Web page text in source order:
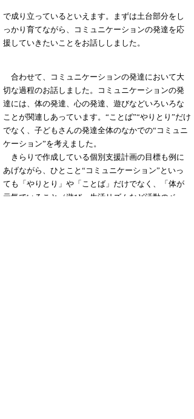
で成り立っているといえます。まずは土台部分をし
っかり育てながら、コミュニケーションの発達を応
援していきたいことをお話ししました。
合わせて、コミュニケーションの発達において大
切な過程のお話しました。コミュニケーションの発
達には、体の発達、心の発達、遊びなどいろいろな
ことが関連しあっています。“ことば”“やりとり”だけ
でなく、子どもさんの発達全体のなかでの“コミュニ
ケーション”を考えました。
きらりで作成している個別支援計画の目標も例に
あげながら、ひとこと“コミュニケーション”といっ
ても「やりとり」や「ことば」だけでなく、「体が
元気でいること（遊び、生活リズムなど活動のベー